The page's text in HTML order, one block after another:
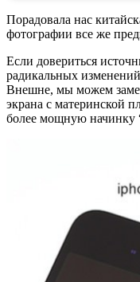
Порадовала нас
фотографии все же
Если довериться
радикальных
Внешне, мы можем
экрана с материнской
более мощную начинку